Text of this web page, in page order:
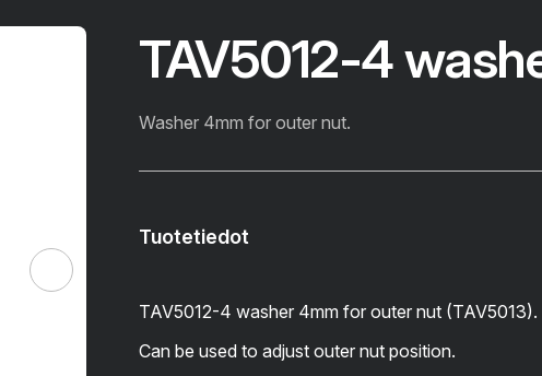
TAV5012-4
Washer 4mm for outer nut.
Tuotetiedot
TAV5012-4 washer 4mm for outer nut (TAV5013).
Can be used to adjust outer nut position.